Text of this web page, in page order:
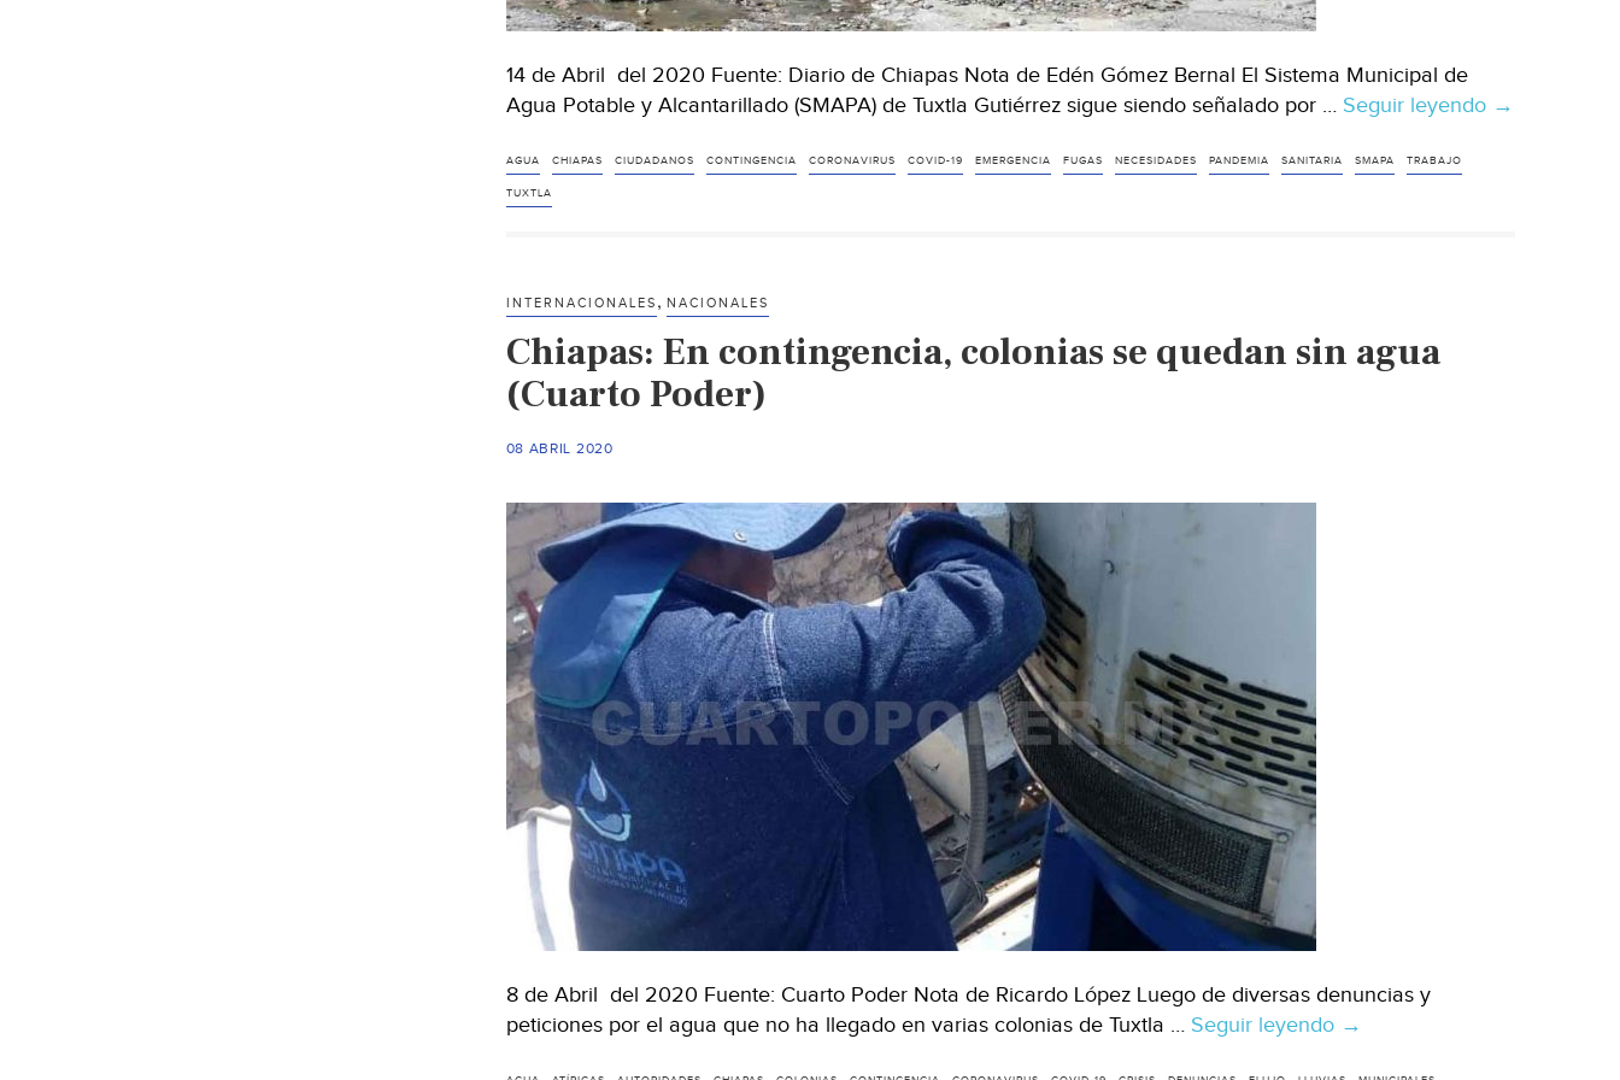
14 de Abril del 2020 Fuente: Diario de Chiapas Nota de Edén Gómez Bernal El Sistema Municipal de
Agua Potable y Alcantarillado (SMAPA) de Tuxtla Gutiérrez sigue siendo señalado por … Seguir leyendo Chiapas:
→
AGUA CHIAPAS CIUDADANOS CONTINGENCIA CORONAVIRUS COVID-19 EMERGENCIA FUGAS NECESIDADES PANDEMIA SANITARIA SMAPA TRABAJO
TUXTLA
INTERNACIONALES , NACIONALES
Chiapas: En contingencia, colonias se quedan sin agua
(Cuarto Poder)
08 ABRIL 2020
8 de Abril del 2020 Fuente: Cuarto Poder Nota de Ricardo López Luego de diversas denuncias y
peticiones por el agua que no ha llegado en varias colonias de Tuxtla … Seguir leyendo Chiapas:
→